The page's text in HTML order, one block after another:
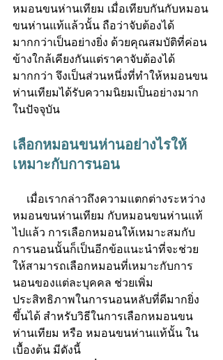
หมอนขนห่านเทียม เมื่อเทียบกันกับหมอน
ขนห่านแท้แล้วนั้น ถือว่าจับต้องได้
มากกว่าเป็นอย่างยิ่ง ด้วยคุณสมบัติที่ค่อน
ข้างใกล้เคียงกันแต่ราคาจับต้องได้
มากกว่า จึงเป็นส่วนหนึ่งที่ทำให้หมอนขน
ห่านเทียมได้รับความนิยมเป็นอย่างมาก
ในปัจจุบัน
เลือกหมอนขนห่านอย่างไรให้
เหมาะกับการนอน
     เมื่อเรากล่าวถึงความแตกต่างระหว่าง
หมอนขนห่านเทียม กับหมอนขนห่านแท้
ไปแล้ว การเลือกหมอนให้เหมาะสมกับ
การนอนนั้นก็เป็นอีกข้อแนะนำที่จะช่วย
ให้สามารถเลือกหมอนที่เหมาะกับการ
นอนของแต่ละบุคคล ช่วยเพิ่ม
ประสิทธิภาพในการนอนหลับที่ดีมากยิ่ง
ขึ้นได้ สำหรับวิธีในการเลือกหมอนขน
ห่านเทียม หรือ หมอนขนห่านแท้นั้น ใน
เบื้องต้น มีดังนี้